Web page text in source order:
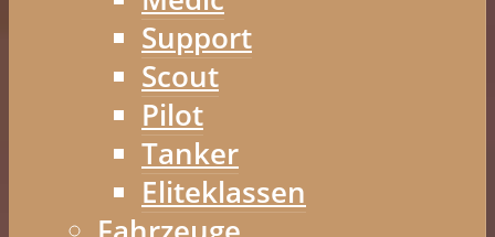
Support
Scout
Pilot
Tanker
Eliteklassen